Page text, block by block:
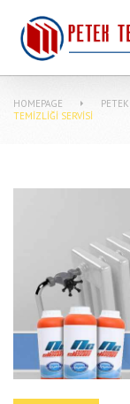
HOMEPAGE
TEMIZLIĞI SERVISI